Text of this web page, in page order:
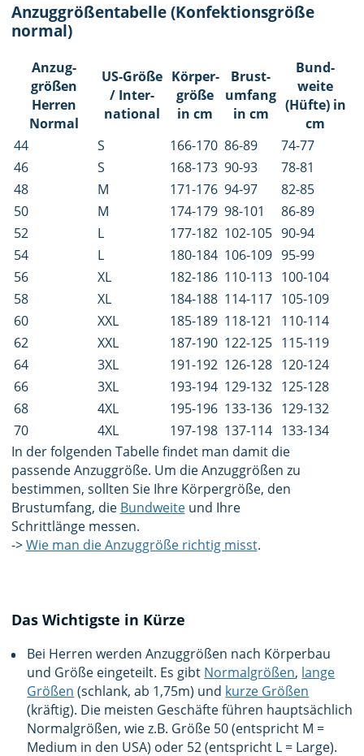
Anzuggrößentabelle (Konfektionsgröße
normal)
Anzug­
größen
Herren
Normal
US-Größe
/ Inter­­
national
Körper­
größe
in cm
Brust­
umfang
in cm
Bund­
weite
(Hüfte) in
cm
44
S 166-170 86-89
74-77
46
S 168-173 90-93
78-81
48
M 171-176 94-97
82-85
50
M 174-179 98-101
86-89
52
L 177-182 102-105 90-94
54
L 180-184 106-109 95-99
56
XL 182-186 110-113 100-104
58
XL 184-188 114-117 105-109
60
XXL 185-189 118-121
110-114
62
XXL 187-190 122-125 115-119
64
3XL 191-192 126-128 120-124
66
3XL 193-194 129-132 125-128
68
4XL 195-196 133-136 129-132
70
4XL 197-198 137-114 133-134
In der folgenden Tabelle findet man damit die
passende Anzuggröße. Um die Anzuggrößen zu
bestimmen, sollten Sie Ihre Körpergröße, den
Brustumfang, die Bundweiteund Ihre
Schrittlänge messen.
->Wie man die Anzuggröße richtig misst.
Das Wichtigste in Kürze
Bei Herren werden Anzuggrößen nach Körperbau
und Größe eingeteilt. Es gibt Normalgrößen, lange
Größen (schlank, ab 1,75m) und kurze Größen
(kräftig). Die meisten Geschäfte führen hauptsächlich
Normalgrößen, wie z.B. Größe 50 (entspricht M =
Medium in den USA) oder 52 (entspricht L = Large).